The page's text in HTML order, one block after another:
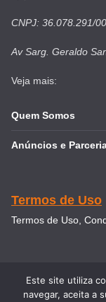
CNPJ: 36.078.291/
Av Sarg. Geraldo
Veja mais:
Quem Somos
Anúncios e
Termos de Uso
Termos de Uso,
Este site utiliza
navegar, aceita a